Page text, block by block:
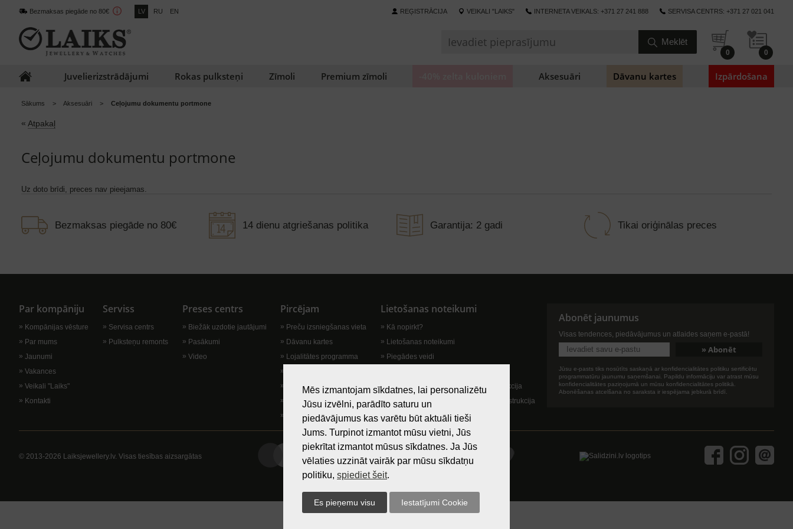
Bezmaksas piegāde no 80€ LV RU EN REĢISTRĀCIJA VEIKALI "LAIKS" INTERNETA VEIKALS: +371 27 241 888 SERVISA CENTRS: +371 27 021 041
0 0
Juvelierizstrādājumi Rokas pulksteņi Zīmoli Premium zīmoli Aksesuāri Dāvanu kartes Izpārdošana
Sākums Aksesuāri Ceļojumu dokumentu portmone
« Atpakaļ
Ceļojumu dokumentu portmone
Uz doto brīdi, preces nav pieejamas.
Bezmaksas piegāde no 80€ 14 dienu atgriešanas politika Garantija: 2 gadi Tikai oriģinālas preces
Par kompāniju
Kompānijas vēsture
Par mums
Jaunumi
Vakances
Veikali "Laiks"
Kontakti
Serviss
Servisa centrs
Pulksteņu remonts
Preses centrs
Biežāk uzdotie jautājumi
Pasākumi
Video
Pircējam
Preču izsniegšanas vieta
Dāvanu kartes
Lojalitātes programma
Privātuma politika
AKCIJA “KARALIENE”
AKCIJA “SERVISS”
Lietošanas noteikumi
Kā nopirkt?
Lietošanas noteikumi
Piegādes veidi
Rokas pulksteņu ekspluatācijas instrukcija
Juvelierizstrādājumu ekspluatācijas instrukcija
Sīkdatņu politika
Abonēt jaunumus
Visas tendences, piedāvājumus un atlaides saņem e-pastā!
Jūsu e-pasts tiks nosūtīts saskaņā ar konfidencialitātes politiku sertificētu
programmatūru jaunumu saņemšanai. Papildu informāciju var atrast mūsu
konfidencialitātes paziņojumā un mūsu konfidencialitātes politikā.
Abonēšanas atcelšana no saraksta ir iespējama jebkurā brīdī.
© 2013-2026 Laiksjewellery.lv. Visas tiesības aizsargātas
Mēs izmantojam sīkdatnes, lai personalizētu
Jūsu izvēlni, parādīto saturu un
piedāvājumus kas varētu būt aktuāli tieši
Jums. Turpinot izmantot mūsu vietni, Jūs
piekrītat izmantot mūsus sīkdatnes. Ja Jūs
vēlaties uzzināt vairāk par mūsu sīkdatņu
politiku, spiediet šeit.